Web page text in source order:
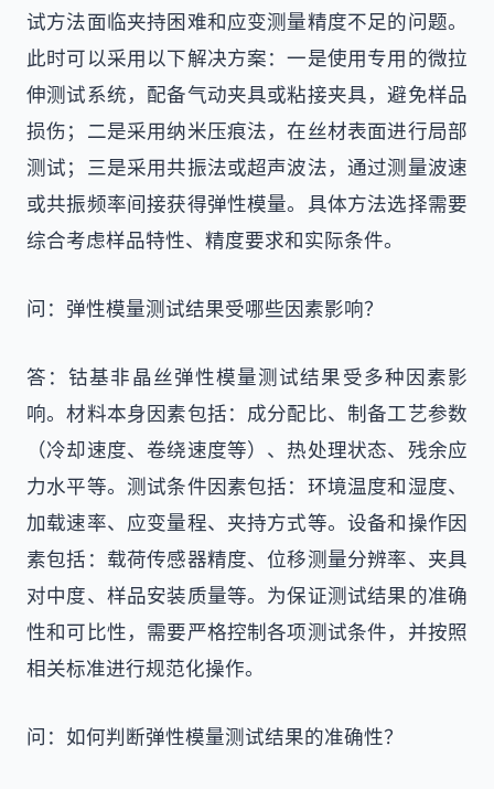
试方法面临夹持困难和应变测量精度不足的问题。
此时可以采用以下解决方案：一是使用专用的微拉
伸测试系统，配备气动夹具或粘接夹具，避免样品
损伤；二是采用纳米压痕法，在丝材表面进行局部
测试；三是采用共振法或超声波法，通过测量波速
或共振频率间接获得弹性模量。具体方法选择需要
综合考虑样品特性、精度要求和实际条件。
问：弹性模量测试结果受哪些因素影响？
答：钴基非晶丝弹性模量测试结果受多种因素影
响。材料本身因素包括：成分配比、制备工艺参数
（冷却速度、卷绕速度等）、热处理状态、残余应
力水平等。测试条件因素包括：环境温度和湿度、
加载速率、应变量程、夹持方式等。设备和操作因
素包括：载荷传感器精度、位移测量分辨率、夹具
对中度、样品安装质量等。为保证测试结果的准确
性和可比性，需要严格控制各项测试条件，并按照
相关标准进行规范化操作。
问：如何判断弹性模量测试结果的准确性？